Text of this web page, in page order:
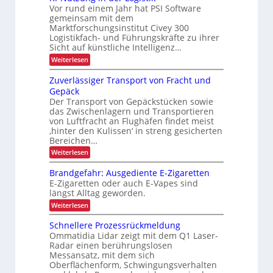
ö
f
e
z
i
s
i
o
n
i
m
i
n
n
e
r
b
e
t
r
i
e
b
l
i
c
h
e
i
t
d
u
r
h
L
E
D
-
P
r
o
j
e
t
i
o
n
e
r
t
e
s
P
a
l
e
t
e
n
m
a
n
a
g
e
m
e
n
t
s
b
a
u
d
e
r
U
S
A
r
ä
s
e
n
z
Vor rund einem Jahr hat PSI Software
gemeinsam mit dem
Marktforschungsinstitut Civey 300
Logistikfach- und Führungskräfte zu ihrer
Sicht auf künstliche Intelligenz…
Weiterlesen:
K
I
-
u
t
z
u
n
g
i
n
d
e
r
L
o
g
s
t
i
k
Zuverlässiger Transport von Fracht und
Gepäck
Der Transport von Gepäckstücken sowie
das Zwischenlagern und Transportieren
von Luftfracht an Flughäfen findet meist
‚hinter den Kulissen‘ in streng gesicherten
Bereichen…
Weiterlesen:
Z
u
v
e
r
l
ä
s
i
g
e
r
T
Brandgefahr: Ausgediente E-Zigaretten
E-Zigaretten oder auch E-Vapes sind
längst Alltag geworden.
Weiterlesen:
B
a
n
d
g
e
Schnellere Prozessrückmeldung
Ommatidia Lidar zeigt mit dem Q1 Laser-
Radar einen berührungslosen
Messansatz, mit dem sich
Oberflächenform, Schwingungsverhalten